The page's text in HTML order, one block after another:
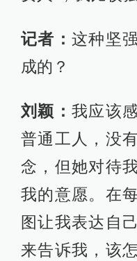
记者： 这种坚
成的？
刘颖： 我应该
普通工人，没
念，但她对待
我的意愿。在
图让我表达自
来告诉我，该